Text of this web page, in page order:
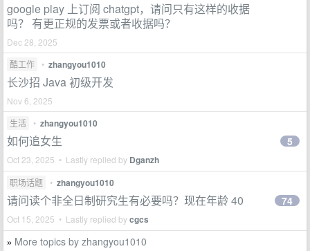
google play 上订阅 chatgpt，请问只有这样的收据
吗？ 有更正规的发票或者收据吗？
Dec 28, 2025
酷工作
• zhangyou1010
长沙招 Java 初级开发
Nov 6, 2025
生活
• zhangyou1010
如何追女生
Oct 23, 2025 • Lastly replied by Dganzh
5
职场话题 • zhangyou1010
请问读个非全日制研究生有必要吗？现在年龄 40
Oct 15, 2025 • Lastly replied bycgcs
74
» More topics by zhangyou1010